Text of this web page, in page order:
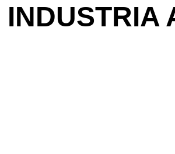
INDUSTRIA